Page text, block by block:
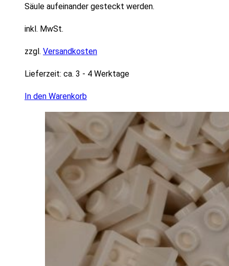
Säule aufeinander gesteckt werden.
inkl. MwSt.
zzgl. Versandkosten
Lieferzeit: ca. 3 - 4 Werktage
In den Warenkorb